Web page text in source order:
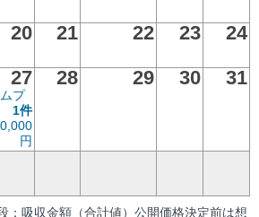
20 21 22 23
24
27
プ
1件
円
28 29 30 31
：吸収金額（合計値）公開価格決定前は想